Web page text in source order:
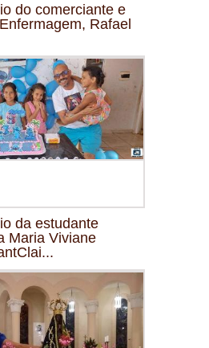
do comerciante e
Rafael
da estudante
Maria Viviane